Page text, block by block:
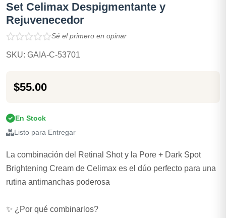
Set Celimax Despigmentante y
Rejuvenecedor
Sé el primero en opinar
SKU: GAIA-C-53701
$55.00
En Stock
Listo para Entregar
La combinación del Retinal Shot y la Pore + Dark Spot
Brightening Cream de Celimax es el dúo perfecto para una
rutina antimanchas poderosa
✨ ¿Por qué combinarlos?